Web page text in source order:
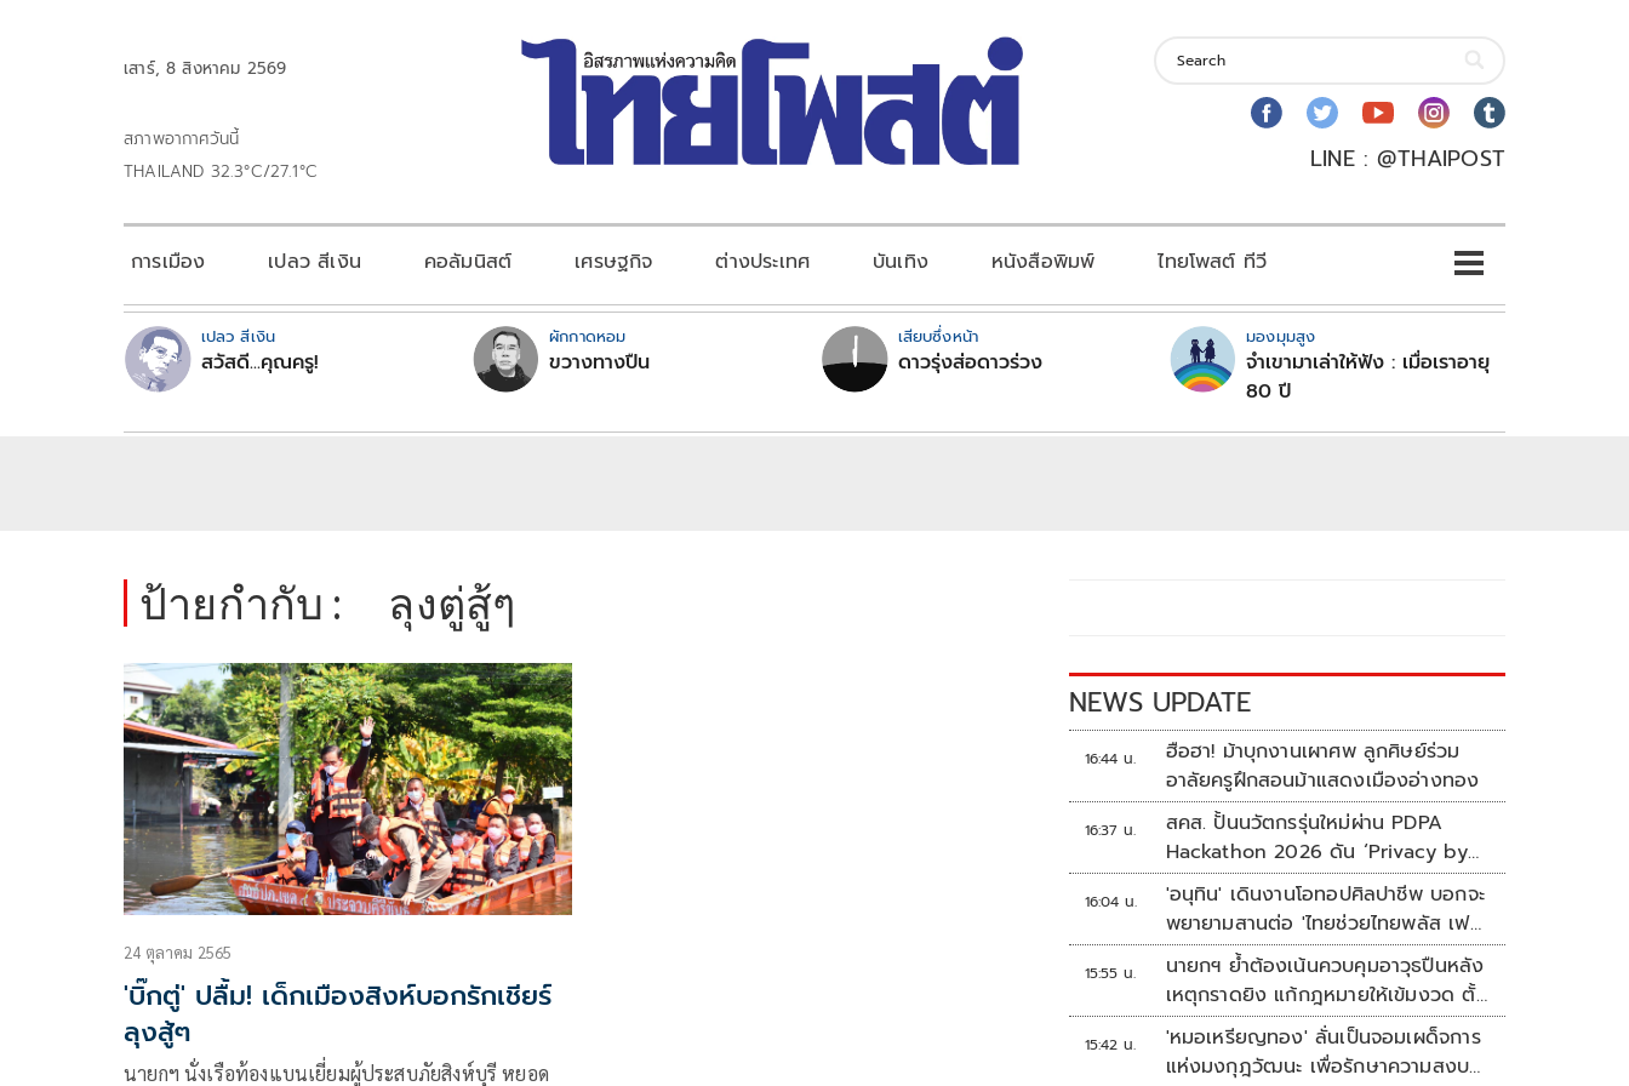
เสาร์, 8 สิงหาคม 2569
สภาพอากาศวันนี้
THAILAND 32.3°C/27.1°C
LINE : @THAIPOST
การเมือง เปลว สีเงิน คอลัมนิสต์ เศรษฐกิจ ต่างประเทศ บันเทิง หนังสือพิมพ์ ไทยโพสต์ ทีวี
เปลว สีเงิน
สวัสดี...คุณครู!
ผักกาดหอม
ขวางทางปืน
เสียบซึ่งหน้า
ดาวรุ่งส่อดาวร่วง
มองมุมสูง
จำเขามาเล่าให้ฟัง : เมื่อเราอายุ
80 ปี
ป้ายกำกับ : ลุงตู่สู้ๆ
24 ตุลาคม 2565
'บิ๊กตู่' ปลื้ม! เด็กเมืองสิงห์บอกรักเชียร์
ลุงสู้ๆ
นายกฯ นั่งเรือท้องแบนเยี่ยมผู้ประสบภัยสิงห์บุรี หยอด
NEWS UPDATE
16:44 น.
ฮือฮา! ม้าบุกงานเผาศพ ลูกศิษย์ร่วม
อาลัยครูฝึกสอนม้าแสดงเมืองอ่างทอง
16:37 น.
สคส. ปั้นนวัตกรรุ่นใหม่ผ่าน PDPA
Hackathon 2026 ดัน ‘Privacy by
Design for all’ สู่โซลูชันคุ้มครอง
ข้อมูลส่วนบุคคลที่ใช้ได้จริง
16:04 น.
'อนุทิน' เดินงานโอทอปศิลปาชีพ บอกจะ
พยายามสานต่อ 'ไทยช่วยไทยพลัส เฟส
2'
15:55 น.
นายกฯ ย้ำต้องเน้นควบคุมอาวุธปืนหลัง
เหตุกราดยิง แก้กฎหมายให้เข้มงวด ตั้ง
ด่านตรวจเพิ่ม
15:42 น.
'หมอเหรียญทอง' ลั่นเป็นจอมเผด็จการ
แห่งมงกุฎวัฒนะ เพื่อรักษาความสงบ